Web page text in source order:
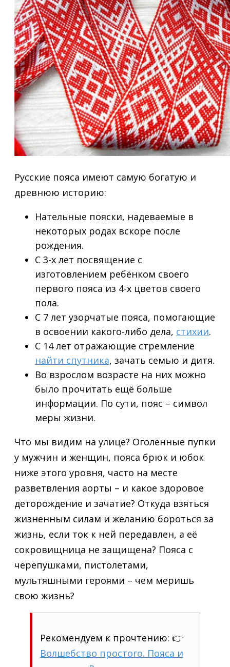
Русские пояса имеют самую богатую и
древнюю историю:
Нательные пояски, надеваемые в
некоторых родах вскоре после
рождения.
С 3-х лет посвящение с
изготовлением ребёнком своего
первого пояса из 4-х цветов своего
пола.
С 7 лет узорчатые пояса, помогающие
в освоении какого-либо дела, стихии.
С 14 лет отражающие стремление
найти спутника, зачать семью и дитя.
Во взрослом возрасте на них можно
было прочитать ещё больше
информации. По сути, пояс – символ
меры жизни.
Что мы видим на улице? Оголённые пупки
у мужчин и женщин, пояса брюк и юбок
ниже этого уровня, часто на месте
разветвления аорты – и какое здоровое
деторождение и зачатие? Откуда взяться
жизненным силам и желанию бороться за
жизнь, если ток к ней передавлен, а её
сокровищница не защищена? Пояса с
черепушками, пистолетами,
мультяшными героями – чем меришь
свою жизнь?
Рекомендуем к прочтению: 👉
Волшебство простого. Пояса и